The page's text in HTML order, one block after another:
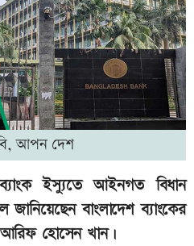
আপন দেশ
ইস্যুতে আইনগত বিধান
জানিয়েছেন বাংলাদেশ ব্যাংকের
আরিফ হোসেন খান।